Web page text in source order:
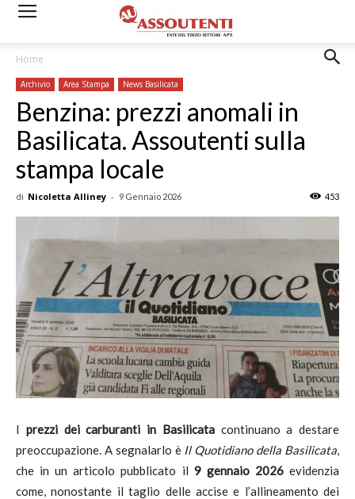
Home
Archivio Area Stampa News Basilicata
Benzina: prezzi anomali in
Basilicata. Assoutenti sulla
stampa locale
di Nicoletta Alliney - 9 Gennaio 2026 453
I prezzi dei carburanti in Basilicatacontinuano a destare
preoccupazione. A segnalarlo è Il Quotidiano della Basilicata,
che in un articolo pubblicato il 9 gennaio 2026evidenzia
come, nonostante il taglio delle accise e l’allineamento dei